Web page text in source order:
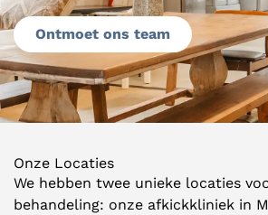
Ontmoet ons team
Onze Locaties
We hebben twee unieke locaties
behandeling: onze afkickkliniek in